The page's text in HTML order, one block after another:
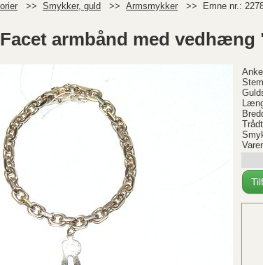
>> Smykker, guld >> Armsmykker >> Emne nr.:
armbånd med vedhæng